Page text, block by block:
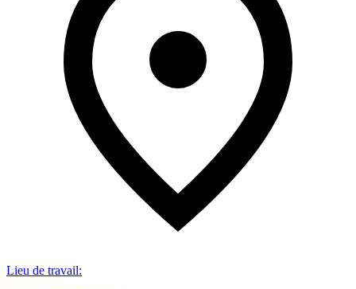
Lieu de travail: